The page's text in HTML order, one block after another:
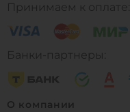
Принимаем к оплате:
Банки-партнеры:
О компании